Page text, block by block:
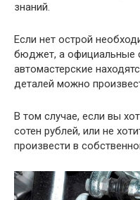
знаний.
Если нет острой
бюджет, а официальные
автомастерские
деталей можно
В том случае, если вы
сотен рублей, или не
произвести в